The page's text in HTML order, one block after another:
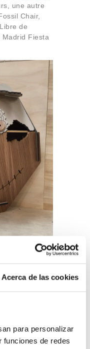
Acerca de las cookies
para personalizar
funciones de redes
une autre
Chair,
de
Madrid Fiesta
la
Enseñanzaun